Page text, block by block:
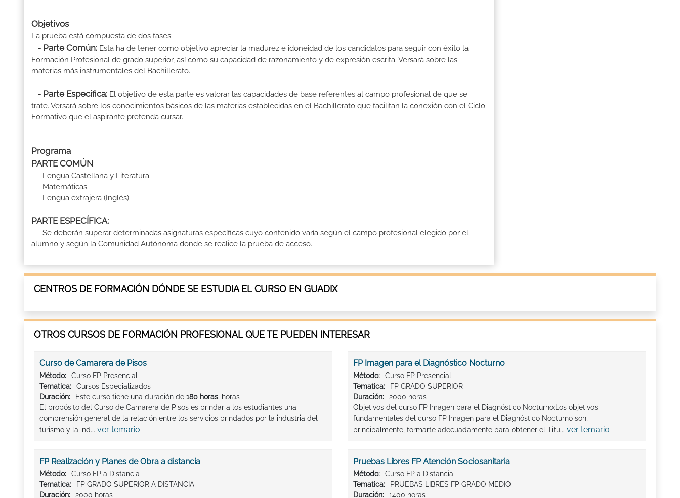
Objetivos
La prueba está compuesta de dos fases:
- Parte Común: Esta ha de tener como objetivo apreciar la madurez e idoneidad de los candidatos para seguir con éxito la
Formación Profesional de grado superior, así como su capacidad de razonamiento y de expresión escrita. Versará sobre las
materias más instrumentales del Bachillerato.
- Parte Específica: El objetivo de esta parte es valorar las capacidades de base referentes al campo profesional de que se
trate. Versará sobre los conocimientos básicos de las materias establecidas en el Bachillerato que facilitan la conexión con el Ciclo
Formativo que el aspirante pretenda cursar.
Programa
PARTE COMÚN:
- Lengua Castellana y Literatura.
- Matemáticas.
- Lengua extrajera (Inglés)
PARTE ESPECÍFICA:
- Se deberán superar determinadas asignaturas específicas cuyo contenido varía según el campo profesional elegido por el
alumno y según la Comunidad Autónoma donde se realice la prueba de acceso.
CENTROS DE FORMACIÓN DÓNDE SE ESTUDIA EL CURSO EN GUADIX
OTROS CURSOS DE FORMACIÓN PROFESIONAL QUE TE PUEDEN INTERESAR
Curso de Camarera de Pisos
Método:
Curso FP Presencial
Tematica:
Cursos Especializados
Duración:
Este curso tiene una duración de 180 horas. horas
El propósito del Curso de Camarera de Pisos es brindar a los estudiantes una
comprensión general de la relación entre los servicios brindados por la industria del
turismo y la ind... ver temario
FP Imagen para el Diagnóstico Nocturno
Método:
Curso FP Presencial
Tematica:
FP GRADO SUPERIOR
Duración:
2000 horas
Objetivos del curso FP Imagen para el Diagnóstico Nocturno:Los objetivos
fundamentales del curso FP Imagen para el Diagnóstico Nocturno son,
principalmente, formarte adecuadamente para obtener el Titu... ver temario
FP Realización y Planes de Obra a distancia
Método:
Curso FP a Distancia
Tematica:
FP GRADO SUPERIOR A DISTANCIA
Duración:
2000 horas
Pruebas Libres FP Atención Sociosanitaria
Método:
Curso FP a Distancia
Tematica:
PRUEBAS LIBRES FP GRADO MEDIO
Duración:
1400 horas